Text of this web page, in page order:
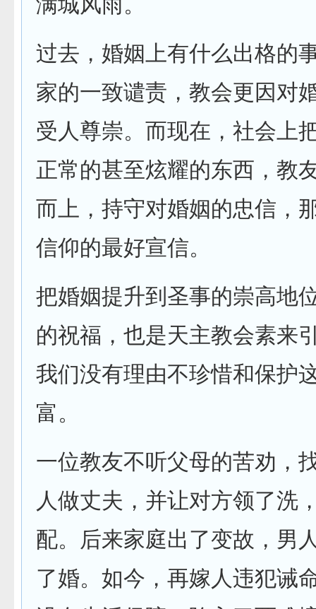
过去，婚姻上有什么出格的
家的一致谴责，教会更因对
受人尊崇。而现在，社会上
正常的甚至炫耀的东西，教
而上，持守对婚姻的忠信，
信仰的最好宣信。
把婚姻提升到圣事的崇高地
的祝福，也是天主教会素来
我们没有理由不珍惜和保护
富。
一位教友不听父母的苦劝，
人做丈夫，并让对方领了洗
配。后来家庭出了变故，男
了婚。如今，再嫁人违犯诫